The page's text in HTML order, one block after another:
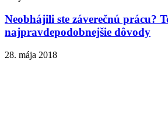
Neobhájili ste záverečnú prácu?
najpravdepodobnejšie dôvody
28. mája 2018